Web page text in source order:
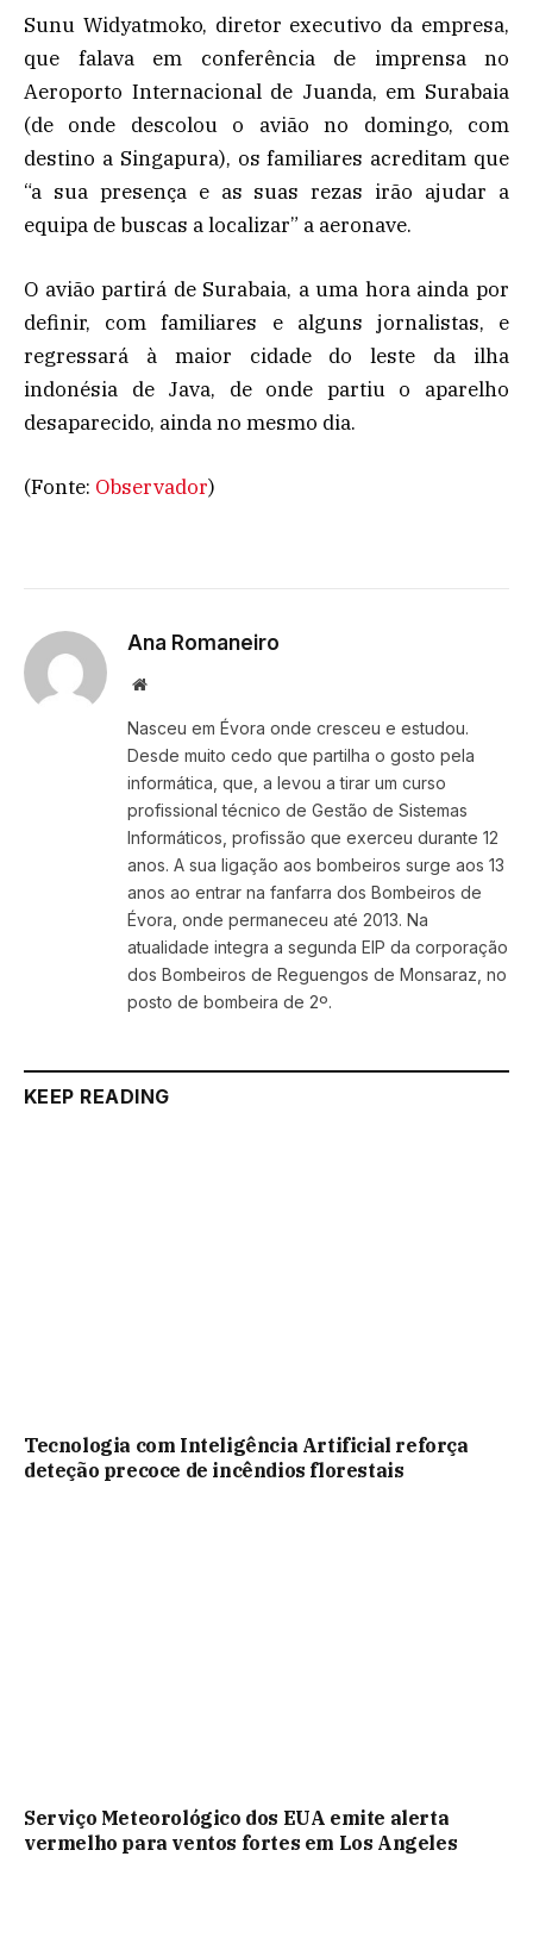
Sunu Widyatmoko, diretor executivo da empresa,
que falava em conferência de imprensa no
Aeroporto Internacional de Juanda, em Surabaia
(de onde descolou o avião no domingo, com
destino a Singapura), os familiares acreditam que
“a sua presença e as suas rezas irão ajudar a
equipa de buscas a localizar” a aeronave.
O avião partirá de Surabaia, a uma hora ainda por
definir, com familiares e alguns jornalistas, e
regressará à maior cidade do leste da ilha
indonésia de Java, de onde partiu o aparelho
desaparecido, ainda no mesmo dia.
(Fonte: Observador)
Ana Romaneiro
Website
Nasceu em Évora onde cresceu e estudou.
Desde muito cedo que partilha o gosto pela
informática, que, a levou a tirar um curso
profissional técnico de Gestão de Sistemas
Informáticos, profissão que exerceu durante 12
anos. A sua ligação aos bombeiros surge aos 13
anos ao entrar na fanfarra dos Bombeiros de
Évora, onde permaneceu até 2013. Na
atualidade integra a segunda EIP da corporação
dos Bombeiros de Reguengos de Monsaraz, no
posto de bombeira de 2º.
KEEP READING
Tecnologia com Inteligência Artificial reforça
deteção precoce de incêndios florestais
Serviço Meteorológico dos EUA emite alerta
vermelho para ventos fortes em Los Angeles